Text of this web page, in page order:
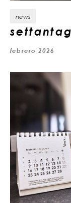
news
febrero 2026